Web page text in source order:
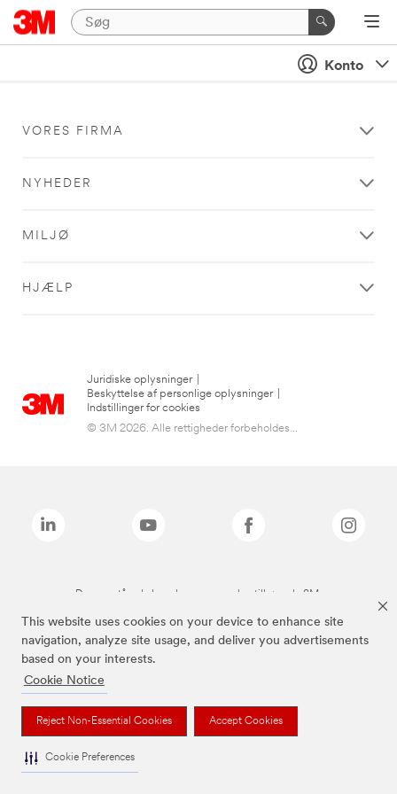
This website uses cookies on your device to enhance site
navigation, analyze site usage, and deliver you advertisements
based on your interests.
Cookie Notice
Reject Non-Essential Cookies Accept Cookies
Cookie Preferences
Konto
VORES FIRMA
NYHEDER
MILJØ
HJÆLP
Juridiske oplysninger
Beskyttelse af personlige oplysninger
Indstillinger for cookies
© 3M 2026. Alle rettigheder forbeholdes...
De ovenstående brands er varemærker tilhørende 3M.